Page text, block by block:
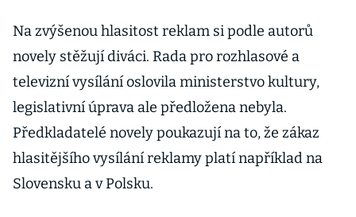
Na zvýšenou hlasitost reklam si podle autorů
novely stěžují diváci. Rada pro rozhlasové a
televizní vysílání oslovila ministerstvo kultury,
legislativní úprava ale předložena nebyla.
Předkladatelé novely poukazují na to, že zákaz
hlasitějšího vysílání reklamy platí například na
Slovensku a v Polsku.